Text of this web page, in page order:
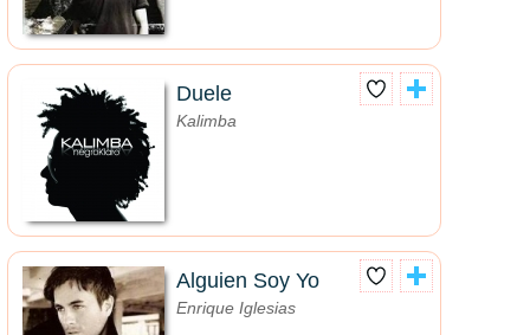
Duele
Kalimba
Alguien Soy Yo
Enrique Iglesias